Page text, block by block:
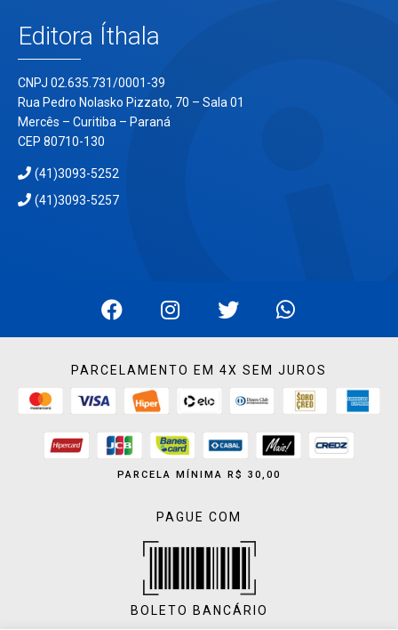
Editora Íthala
CNPJ 02.635.731/0001-39
Rua Pedro Nolasko Pizzato, 70 – Sala 01
Mercês – Curitiba – Paraná
CEP 80710-130
(41)3093-5252
(41)3093-5257
PARCELAMENTO EM 4X SEM JUROS
PARCELA MÍNIMA R$ 30,00
PAGUE COM
BOLETO BANCÁRIO